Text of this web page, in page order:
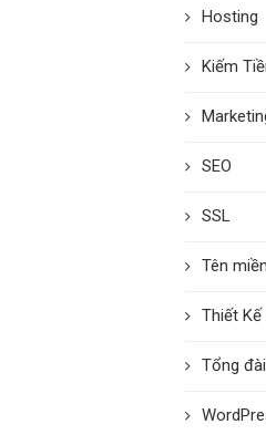
Hosting
Kiếm
SEO
SSL
Tên miền
Thiết Kế
Tổng